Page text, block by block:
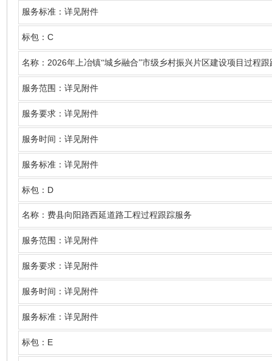
服务标准：详见附件
标包： C
名称： 2026年上冶镇“城乡融合”市级乡村振兴片区建设项目过程跟
服务范围：详见附件
服务要求：详见附件
服务时间：详见附件
服务标准：详见附件
标包： D
名称：费县向阳路西延道路工程过程跟踪服务
服务范围：详见附件
服务要求：详见附件
服务时间：详见附件
服务标准：详见附件
标包： E